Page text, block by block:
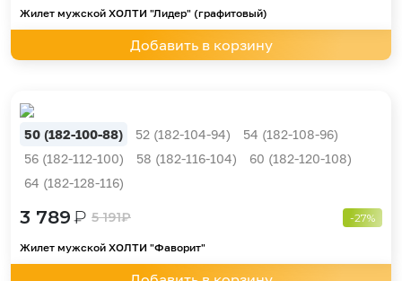
Жилет мужской ХОЛТИ "Лидер" (графитовый)
Добавить в корзину
50 (182-100-88) 52 (182-104-94)
54 (182-108-96)
56 (182-112-100)
58 (182-116-104)
60 (182-120-108)
64 (182-128-116)
3 789₽ 5 191₽ -27%
Жилет мужской ХОЛТИ "Фаворит"